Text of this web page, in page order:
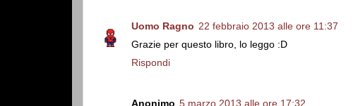
Uomo Ragno 22 febbraio 2013 alle ore 11:37
Grazie per questo libro, lo leggo :D
Rispondi
Anonimo 5 marzo 2013 alle ore 17:32